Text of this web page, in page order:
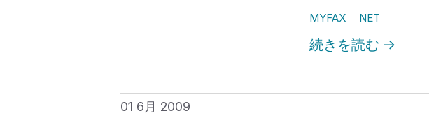
MYFAX NET
続きを読む →
01 6月 2009